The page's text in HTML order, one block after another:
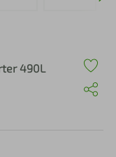
490L